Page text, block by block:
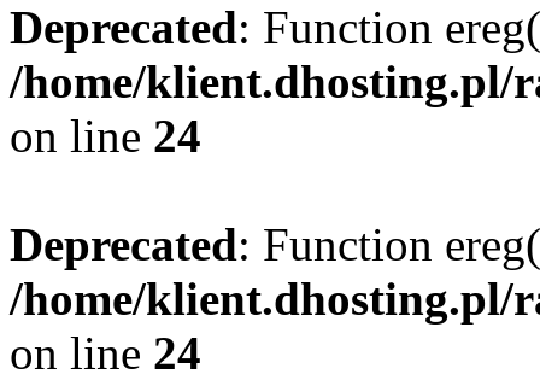
Deprecated: Function
/home/klient.dhosting.pl/
on line 24
Deprecated: Function
/home/klient.dhosting.pl/
on line 24